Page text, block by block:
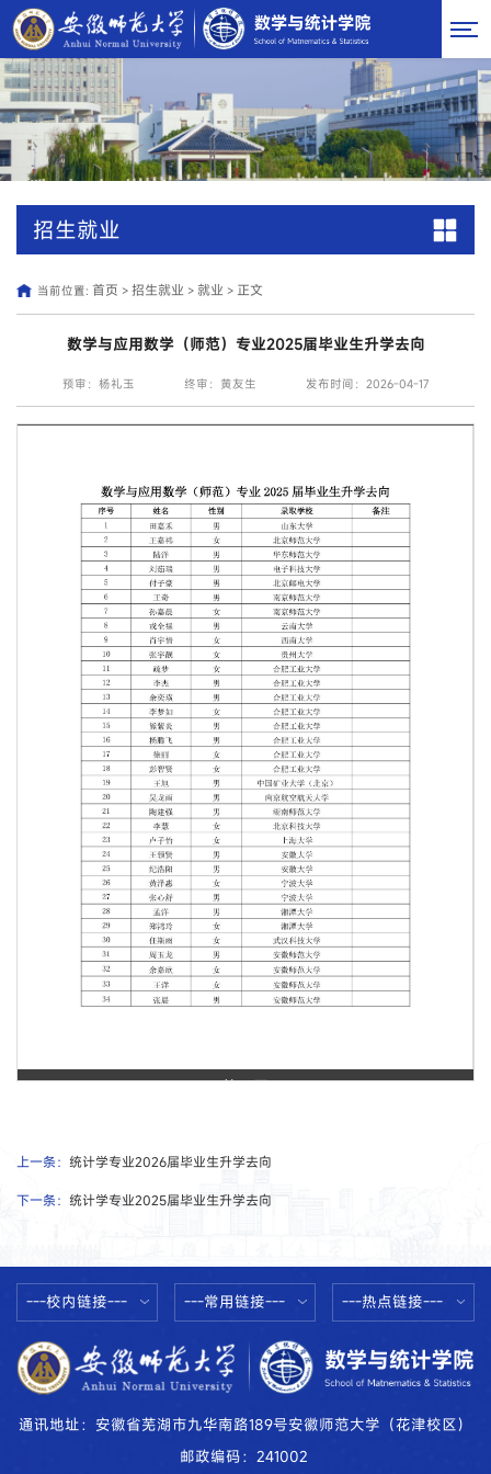
招生就业
当前位置: 首页 > 招生就业 > 就业 > 正文
数学与应用数学（师范）专业2025届毕业生升学去向
预审：杨礼玉 终审：黄友生 发布时间：2026-04-17
第 1 页
上一条： 统计学专业2026届毕业生升学去向
下一条： 统计学专业2025届毕业生升学去向
---校内链接--- ---常用链接--- ---热点链接---
通讯地址：安徽省芜湖市九华南路189号安徽师范大学（花津校区）
邮政编码：241002